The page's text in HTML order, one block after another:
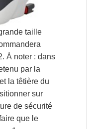
taille
À noter : dans
par la
la têtière du
sur
de sécurité
que le